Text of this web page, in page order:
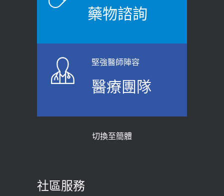
2026-06-08
上班常待在冷氣房？小心泌尿道感染
醫示警：1病症嚴重恐喪命
2026-05-21
2021-03-05
骨科魏志定主任接受專訪 【年代電視
質密度檢查！醫：注意5重點可逆轉
膝蓋退化有9大部位 骨科醫坦言：不
藥物諮詢
堅強醫師陣容
醫療團隊
切換至簡體
社區服務